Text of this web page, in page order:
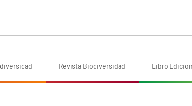
Revista Biodiversidad Libro